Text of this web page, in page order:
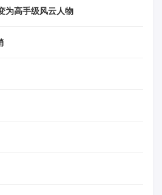
为高手级风云人物